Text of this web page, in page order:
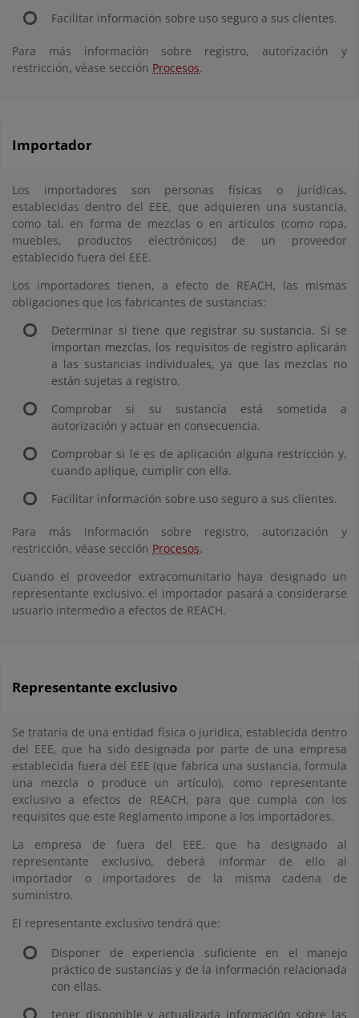
Facilitar información sobre uso seguro a sus clientes.
Para más información sobre registro, autorización y
restricción, véase sección Procesos.
Importador
Los importadores son personas físicas o jurídicas,
establecidas dentro del EEE, que adquieren una sustancia,
como tal, en forma de mezclas o en artículos (como ropa,
muebles, productos electrónicos) de un proveedor
establecido fuera del EEE.
Los importadores tienen, a efecto de REACH, las mismas
obligaciones que los fabricantes de sustancias:
Determinar si tiene que registrar su sustancia. Si se
importan mezclas, los requisitos de registro aplicarán
a las sustancias individuales, ya que las mezclas no
están sujetas a registro.
Comprobar si su sustancia está sometida a
autorización y actuar en consecuencia.
Comprobar si le es de aplicación alguna restricción y,
cuando aplique, cumplir con ella.
Facilitar información sobre uso seguro a sus clientes.
Para más información sobre registro, autorización y
restricción, véase sección Procesos.
Cuando el proveedor extracomunitario haya designado un
representante exclusivo, el importador pasará a considerarse
usuario intermedio a efectos de REACH.
Representante exclusivo
Se trataría de una entidad física o jurídica, establecida dentro
del EEE, que ha sido designada por parte de una empresa
establecida fuera del EEE (que fabrica una sustancia, formula
una mezcla o produce un artículo), como representante
exclusivo a efectos de REACH, para que cumpla con los
requisitos que este Reglamento impone a los importadores.
La empresa de fuera del EEE, que ha designado al
representante exclusivo, deberá informar de ello al
importador o importadores de la misma cadena de
suministro.
El representante exclusivo tendrá que:
Disponer de experiencia suficiente en el manejo
práctico de sustancias y de la información relacionada
con ellas.
tener disponible y actualizada información sobre las